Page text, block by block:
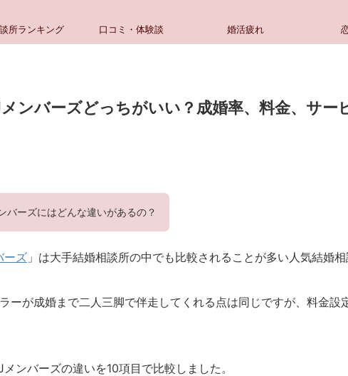
所ランキング 口コミ・体験談 婚活疲れ
ンバーズどっちがいい？成婚率、料金、サー
バーズにはどんな違いがあるの？
ーズ 」は大手結婚相談所の中でも比較されることが多い人気結婚相
ーが成婚まで二人三脚で伴走してくれる点は同じですが、料金
ンバーズの違いを10項目で比較しました。